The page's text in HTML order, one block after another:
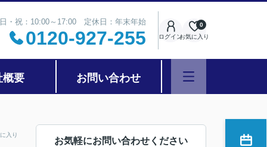
・祝：10:00～17:00 定休日：年末年始
0120-927-255 ログインお気に入り
0
概要 お問い合わせ
入り
お気軽にお問い合わせください